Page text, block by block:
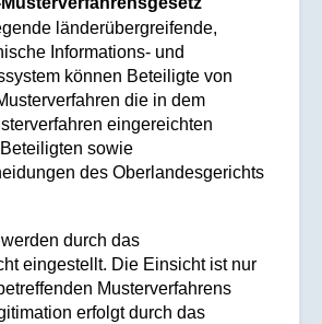
länderübergreifende,
Informations- und
können Beteiligte von
die in dem
eingereichten
sowie
des Oberlandesgerichts
durch das
eingestellt. Die Einsicht ist nur
Musterverfahrens
erfolgt durch das